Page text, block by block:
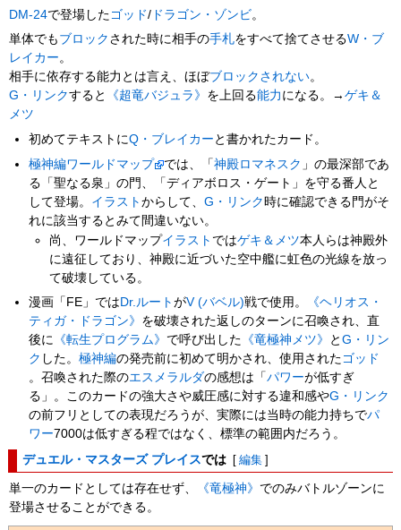
DM-24で登場した ゴッド/ ドラゴン・ゾンビ。
単体でも ブロック された時に相手の手札をすべて捨てさせるW・ブ
レイカー。
相手に依存する能力とは言え、ほぼブロックされない。
G・リンクすると 《超竜バジュラ》 を上回る能力 になる。→ゲキ＆
メツ
初めてテキストにQ・ブレイカー と書かれたカード。
極神編ワールドマップ では、「神殿ロマネスク 」の最深部であ
る「聖なる泉」の門、「ディアボロス・ゲート」を守る番人と
して登場。 イラストからして、G・リンク 時に確認できる門がそ
れに該当するとみて間違いない。
尚、ワールドマップイラスト ではゲキ＆メツ本人らは神殿外
に遠征しており、神殿に近づいた空中艦に虹色の光線を放っ
て破壊している。
漫画「FE」では Dr.ルートがV (バベル)戦で使用。
《ヘリオス・
ティガ・ドラゴン》 を破壊された返しのターンに召喚され、直
後に 《転生プログラム》 で呼び出した 《竜極神メツ》 とG・リン
ク した。極神編の発売前に初めて明かされ、使用されたゴッド
。召喚された際のエスメラルダの感想は「パワーが低すぎ
る」。このカードの強大さや威圧感に対する違和感やG・リンク
の前フリとしての表現だろうが、実際には当時の能力持ちでパ
ワー7000は低すぎる程ではなく、標準の範囲内だろう。
デュエル・マスターズ プレイスでは [ 編集 ]
単一のカードとしては存在せず、 《竜極神》 でのみバトルゾーンに
登場させることができる。